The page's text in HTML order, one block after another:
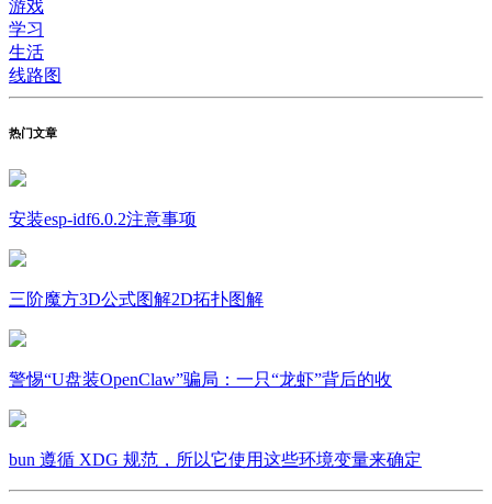
游戏
学习
生活
线路图
热门文章
安装esp-idf6.0.2注意事项
三阶魔方3D公式图解2D拓扑图解
警惕“U盘装OpenClaw”骗局：一只“龙虾”背后的收
bun 遵循 XDG 规范，所以它使用这些环境变量来确定